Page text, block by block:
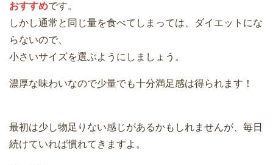
おすすめです。
しかし通常と同じ量を食べてしまっては、ダイエットにな
らないので、
小さいサイズを選ぶようにしましょう。
濃厚な味わいなので少量でも十分満足感は得られます！
最初は少し物足りない感じがあるかもしれませんが、毎日
続けていれば慣れてきますよ。